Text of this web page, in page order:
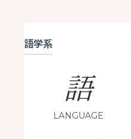
語学系
語
LANGUAGE